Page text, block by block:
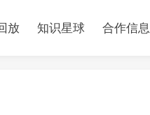
放 知识星球 合作信息